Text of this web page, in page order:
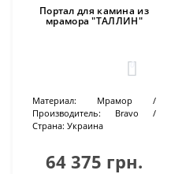
Портал для камина из
мрамора "ТАЛЛИН"
0
Материал:
Мрамор
Производитель:
Bravo
Страна: Украина
64 375 грн.